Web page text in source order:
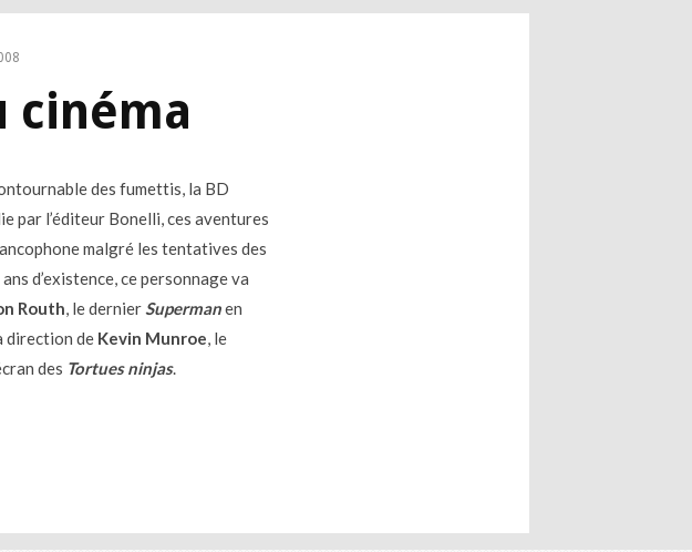
cinéma
des fumettis, la BD
par l’éditeur Bonelli, ces aventures
malgré les tentatives des
d’existence, ce personnage va
Routh, le dernierSupermanen
direction de Kevin Munroe, le
des Tortues ninjas.